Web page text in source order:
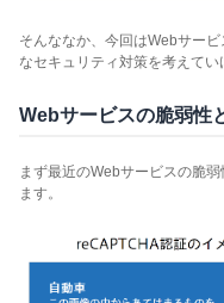
そんななか、今回はWebサー
なセキュリティ対策を考えてい
Webサービスの脆弱性
まず最近のWebサービスの脆
ます。